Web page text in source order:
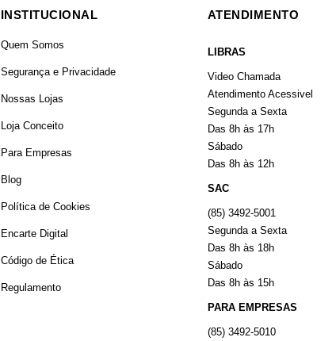
INSTITUCIONAL
Quem Somos
Segurança e Privacidade
Nossas Lojas
Loja Conceito
Para Empresas
Blog
Política de Cookies
Encarte Digital
Código de Ética
Regulamento
ATENDIMENTO
LIBRAS
Video Chamada
Atendimento Acessivel
Segunda a Sexta
Das 8h às 17h
Sábado
Das 8h às 12h
SAC
(85) 3492-5001
Segunda a Sexta
Das 8h às 18h
Sábado
Das 8h às 15h
PARA EMPRESAS
(85) 3492-5010